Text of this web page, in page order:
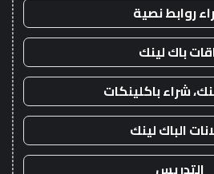
روابط نصية
باك لينك
شراء باكلينكات
الباك لينك